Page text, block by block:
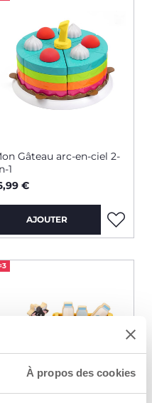
À propos des cookies
Gâteau arc-en-ciel 2-
1
€
AJOUTER